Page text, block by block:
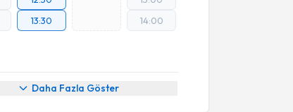
13:30
14:00
Daha Fazla Göster